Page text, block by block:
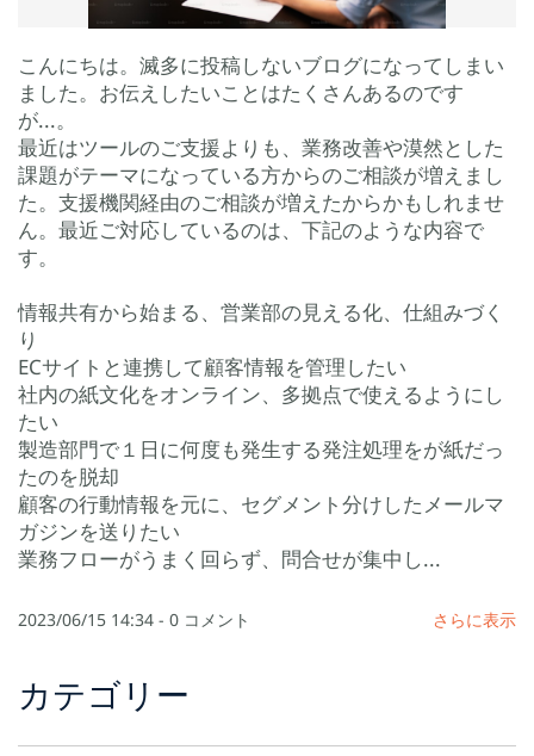
こんにちは。滅多に投稿しないブログになってしまい
ました。お伝えしたいことはたくさんあるのです
が...。
最近はツールのご支援よりも、業務改善や漠然とした
課題がテーマになっている方からのご相談が増えまし
た。支援機関経由のご相談が増えたからかもしれませ
ん。最近ご対応しているのは、下記のような内容で
す。
情報共有から始まる、営業部の見える化、仕組みづく
り
ECサイトと連携して顧客情報を管理したい
社内の紙文化をオンライン、多拠点で使えるようにし
たい
製造部門で１日に何度も発生する発注処理をが紙だっ
たのを脱却
顧客の行動情報を元に、セグメント分けしたメールマ
ガジンを送りたい
業務フローがうまく回らず、問合せが集中し...
2023/06/15 14:34 - 0 コメント さらに表示
カテゴリー